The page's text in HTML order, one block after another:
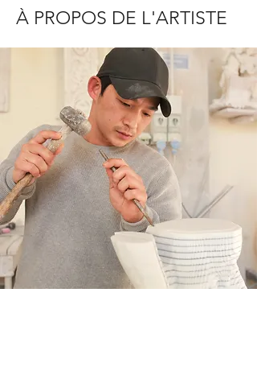
À PROPOS DE L'ARTISTE